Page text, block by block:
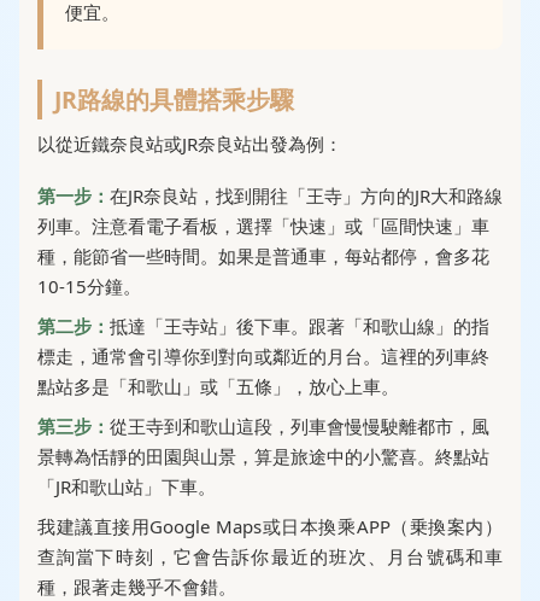
便宜。
JR路線的具體搭乘步驟
以從近鐵奈良站或JR奈良站出發為例：
第一步： 在JR奈良站，找到開往「王寺」方向的JR大和路線
列車。注意看電子看板，選擇「快速」或「區間快速」車
種，能節省一些時間。如果是普通車，每站都停，會多花
10-15分鐘。
第二步： 抵達「王寺站」後下車。跟著「和歌山線」的指
標走，通常會引導你到對向或鄰近的月台。這裡的列車終
點站多是「和歌山」或「五條」，放心上車。
第三步： 從王寺到和歌山這段，列車會慢慢駛離都市，風
景轉為恬靜的田園與山景，算是旅途中的小驚喜。終點站
「JR和歌山站」下車。
我建議直接用Google Maps或日本換乘APP（乗換案内）
查詢當下時刻，它會告訴你最近的班次、月台號碼和車
種，跟著走幾乎不會錯。